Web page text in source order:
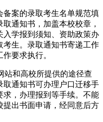
案的录取考生名单规范填
通知书，加盖本校校章，
学报到须知、资助政策办
生。录取通知书寄递工作
要求执行。
站和高校所提供的途径查
通知书可办理户口迁移手
，办理报到等手续。不能
出书面申请，经同意后方